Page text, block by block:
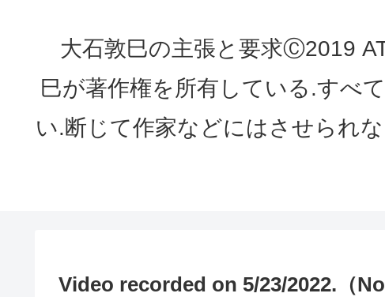
大石敦巳の主張と要求Ⓒ2019
巳が著作権を所有している.すべ
い.断じて作家などにはさせられ
Video recorded on 5/23/2022.（